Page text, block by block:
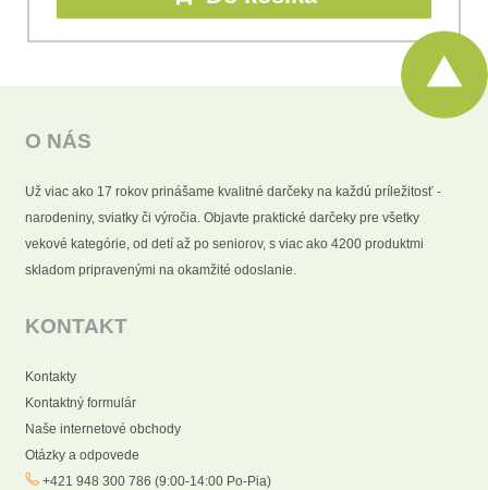
O NÁS
Už viac ako 17 rokov prinášame kvalitné darčeky na každú príležitosť -
narodeniny, sviatky či výročia. Objavte praktické darčeky pre všetky
vekové kategórie, od detí až po seniorov, s viac ako 4200 produktmi
skladom pripravenými na okamžité odoslanie.
KONTAKT
Kontakty
Kontaktný formulár
Naše internetové obchody
Otázky a odpovede
+421 948 300 786 (9:00-14:00 Po-Pia)